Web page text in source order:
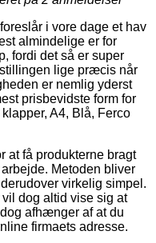
i vore dage et hav
almindelige er for
fordi det så er super
lige præcis når
er nemlig yderst
prisbevidste form for
A4, Blå, Ferco
at få produkterne bragt
Metoden bliver
virkelig simpel.
dog altid vise sig at
afhænger af at du
firmaets adresse.